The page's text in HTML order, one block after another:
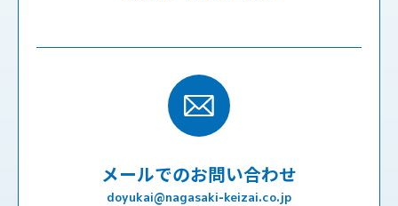
メールでのお問い合わせ
doyukai@nagasaki-keizai.co.jp